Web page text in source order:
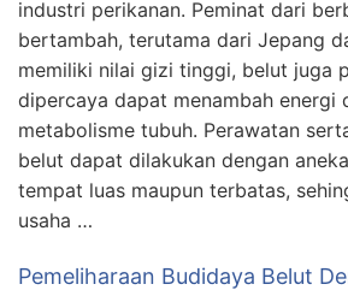
industri perikanan. Peminat dari
bertambah, terutama dari Jepang
memiliki nilai gizi tinggi, belut juga
dipercaya dapat menambah energi
metabolisme tubuh. Perawatan
belut dapat dilakukan dengan
tempat luas maupun terbatas,
usaha …
Pemeliharaan Budidaya Belut